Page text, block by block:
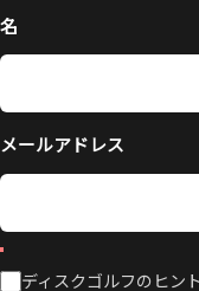
名
メールアドレス
ディスクゴルフのヒン